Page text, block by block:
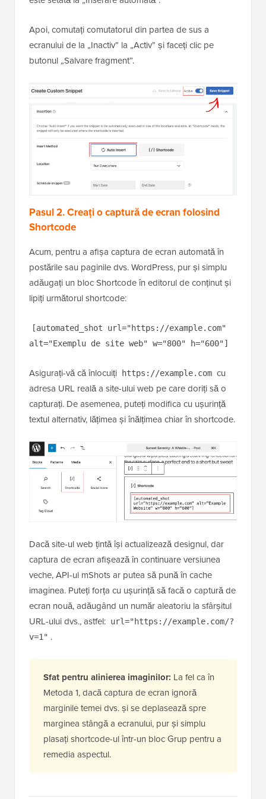
Apoi, comutați comutatorul din partea de sus a
ecranului de la „Inactiv” la „Activ” și faceți clic pe
butonul „Salvare fragment”.
Pasul 2. Creați o captură de ecran folosind
Shortcode
Acum, pentru a afișa captura de ecran automată în
postările sau paginile dvs. WordPress, pur și simplu
adăugați un bloc Shortcode în editorul de conținut și
lipiți următorul shortcode:
[automated_shot url="https://example.com"
alt="Exemplu de site web" w="800" h="600"]
Asigurați-vă că înlocuiți https://example.com cu
adresa URL reală a site-ului web pe care doriți să o
capturați. De asemenea, puteți modifica cu ușurință
textul alternativ, lățimea și înălțimea chiar în shortcode.
Dacă site-ul web țintă își actualizează designul, dar
captura de ecran afișează în continuare versiunea
veche, API-ul mShots ar putea să pună în cache
imaginea. Puteți forța cu ușurință să facă o captură de
ecran nouă, adăugând un număr aleatoriu la sfârșitul
URL-ului dvs., astfel: url="https://example.com/?
v=1" .
Sfat pentru alinierea imaginilor: La fel ca în
Metoda 1, dacă captura de ecran ignoră
marginile temei dvs. și se deplasează spre
marginea stângă a ecranului, pur și simplu
plasați shortcode-ul într-un bloc Grup pentru a
remedia aspectul.